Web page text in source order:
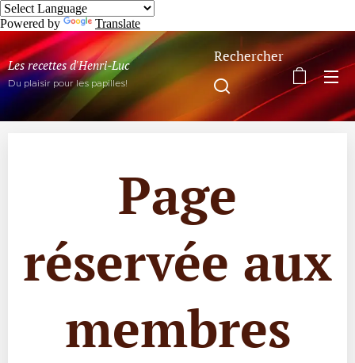
Powered by Translate
Les recettes d'Henri-Luc
Du plaisir pour les papilles!
Rechercher
Page
réservée aux
membres